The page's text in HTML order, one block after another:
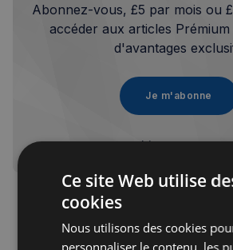
Abonnez-vous, £5 par mois ou
accéder aux articles
d'avantages
Je m'abonne
Vous avez déjà un compte?Se
Ce site Web utilise
cookies
Nous utilisons des cookies
personnaliser le contenu, les